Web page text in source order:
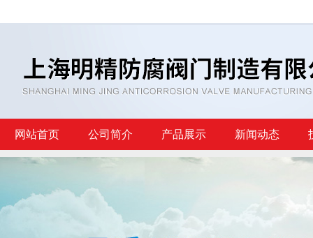
网站首页 公司简介 产品展示 新闻动态